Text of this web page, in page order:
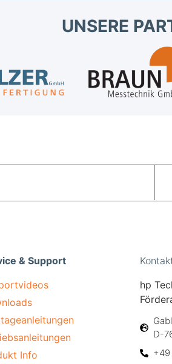
UNSERE
& Support
Info
hp
D-
+49